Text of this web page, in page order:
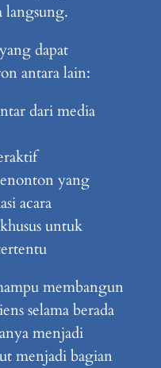
langsung.
dapat
antara lain:
dari media
yang
acara
untuk
membangun
selama berada
menjadi
menjadi bagian